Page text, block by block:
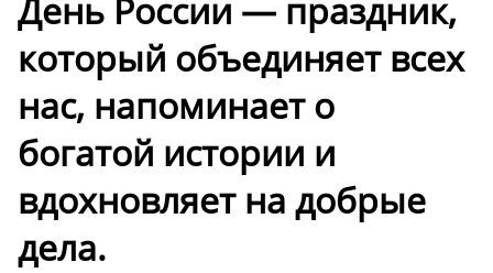
День России — праздник,
который объединяет всех
нас, напоминает о
богатой истории и
вдохновляет на добрые
дела.